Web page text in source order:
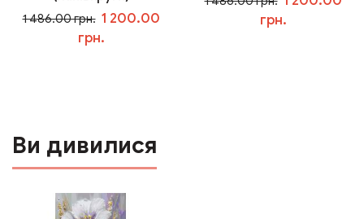
1 486.00 грн. 1 200.00
грн.
грн.
Ви дивилися